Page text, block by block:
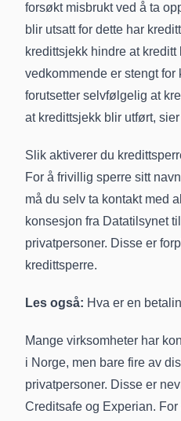
forsøkt misbrukt ved å ta
blir utsatt for dette har
kredittsjekk hindre at
vedkommende er stengt for
forutsetter selvfølgelig at
at kredittsjekk blir utført,
Slik aktiverer du
For å frivillig sperre sitt
må du selv ta kontakt med
konsesjon fra Datatilsynet
privatpersoner. Disse er
kredittsperre.
Les også: Hva er en
Mange virksomheter har
i Norge, men bare fire av
privatpersoner. Disse er
Creditsafe og Experian.